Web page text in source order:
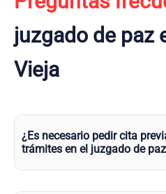
juzgado de paz
Vieja
¿Es necesario pedir cita
trámites en el juzgado de